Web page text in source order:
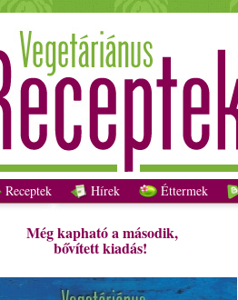
Receptek Hírek Éttermek
Még kapható a második,
bővített kiadás!